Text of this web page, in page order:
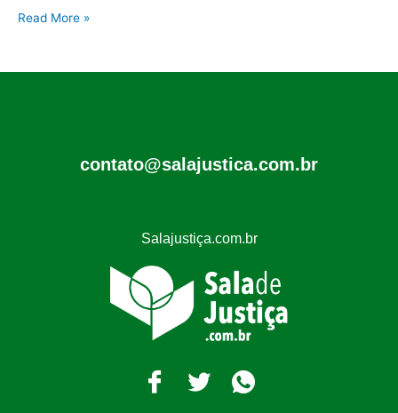
Read More »
contato@salajustica.com.br
Salajustiça.com.br